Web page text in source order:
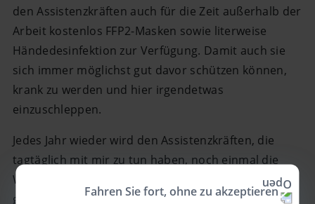
Fahren Sie fort, ohne zu akzeptieren
den Assistenzkräften auch für die Zeit außerhalb der
Arbeit kostenlos FFP2-Masken sowie literweise
Händedesinfektion zur Verfügung. Damit auch sie
sich immer möglichst gut davor schützen können,
krank zu werden und hier irgendetwas
einzuschleppen.
Jedes Jahr wieder wird den Assistenzkräften, die
tagtäglich mit mir zu tun haben, noch einmal die
Wichtigkeit dieser Maßnahmen ins Gedächtnis
gerufen.